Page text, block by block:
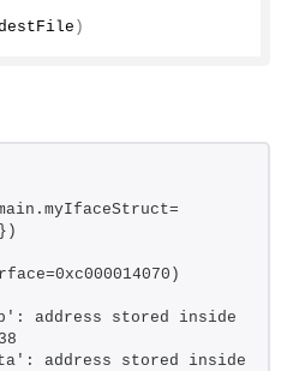
)
address stored inside
address stored inside